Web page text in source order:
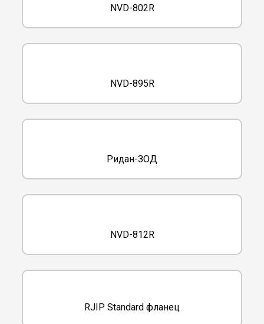
NVD-802R
NVD-895R
Ридан-ЗОД
NVD-812R
RJIP Standard фланец